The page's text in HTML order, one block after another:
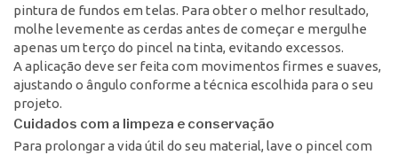
pintura de fundos em telas. Para obter o melhor resultado,
molhe levemente as cerdas antes de começar e mergulhe
apenas um terço do pincel na tinta, evitando excessos.
A aplicação deve ser feita com movimentos firmes e suaves,
ajustando o ângulo conforme a técnica escolhida para o seu
projeto.
Cuidados com a limpeza e conservação
Para prolongar a vida útil do seu material, lave o pincel com